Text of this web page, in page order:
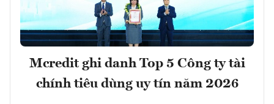
Mcredit ghi danh Top 5 Công ty tài
chính tiêu dùng uy tín năm 2026